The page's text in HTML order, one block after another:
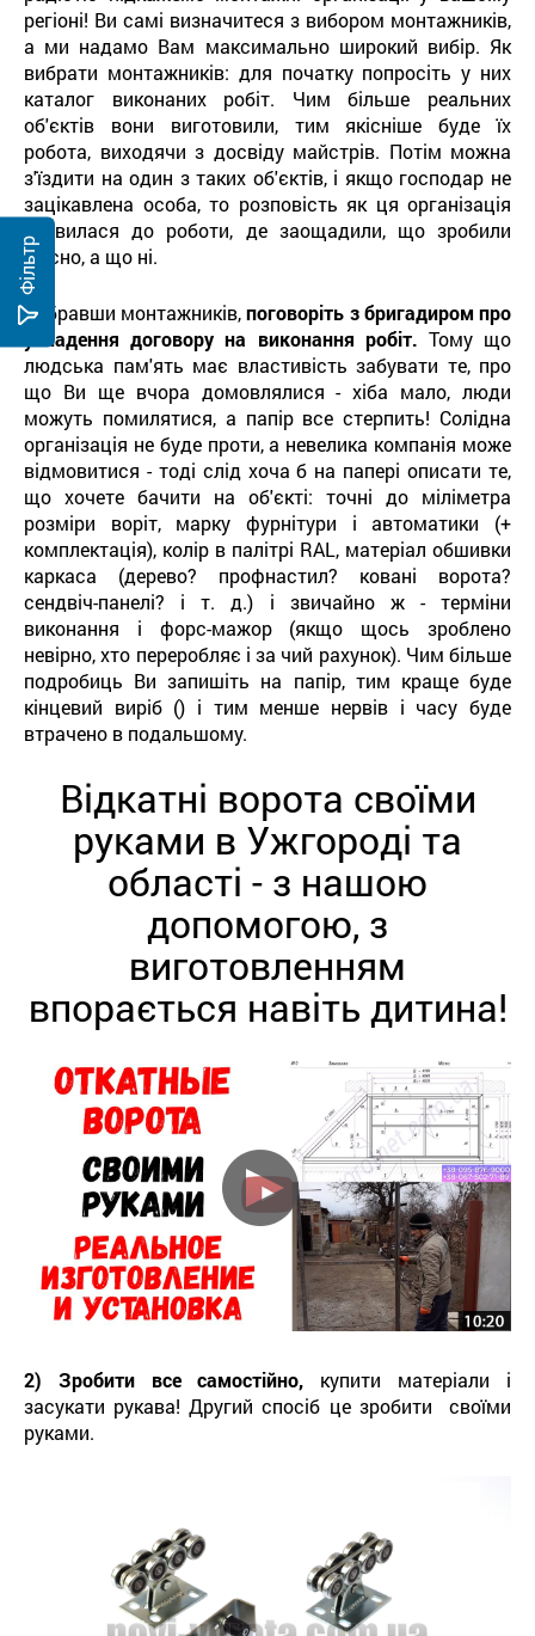
Фільтр
регіоні! Ви самі визначитеся з вибором монтажників,
а ми надамо Вам максимально широкий вибір. Як
вибрати монтажників: для початку попросіть у них
каталог виконаних робіт. Чим більше реальних
об'єктів вони виготовили, тим якісніше буде їх
робота, виходячи з досвіду майстрів. Потім можна
з'їздити на один з таких об'єктів, і якщо господар не
зацікавлена ​​особа, то розповість як ця організація
ставилася до роботи, де заощадили, що зробили
якісно, ​​а що ні.
Вибравши монтажників,поговоріть з бригадиром про
укладення договору на виконання робіт. Тому що
людська пам'ять має властивість забувати те, про
що Ви ще вчора домовлялися - хіба мало, люди
можуть помилятися, а папір все стерпить! Солідна
організація не буде проти, а невелика компанія може
відмовитися - тоді слід хоча б на папері описати те,
що хочете бачити на об'єкті: точні до міліметра
розміри воріт, марку фурнітури і автоматики (+
комплектація), колір в палітрі RAL, матеріал обшивки
каркаса (дерево? профнастил? ковані ворота?
сендвіч-панелі? і т. д.) і звичайно ж - терміни
виконання і форс-мажор (якщо щось зроблено
невірно, хто переробляє і за чий рахунок). Чим більше
подробиць Ви запишіть на папір, тим краще буде
кінцевий виріб () і тим менше нервів і часу буде
втрачено в подальшому.
Відкатні ворота своїми
руками в Ужгороді та
області - з нашою
допомогою, з
виготовленням
впорається навіть дитина!
2) Зробити все самостійно, купити матеріали і
засукати рукава! Другий спосіб це зробити своїми
руками.